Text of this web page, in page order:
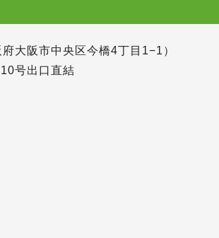
大阪市中央区今橋4丁目1−1）
号出口直結